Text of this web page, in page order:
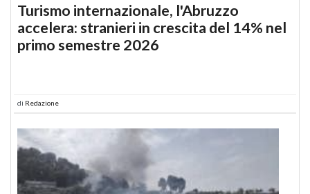
Turismo internazionale, l'Abruzzo
accelera: stranieri in crescita del 14% nel
primo semestre 2026
di Redazione